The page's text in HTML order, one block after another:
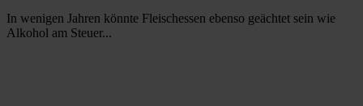
In wenigen Jahren könnte Fleischessen ebenso geächtet sein wie
Alkohol am Steuer...